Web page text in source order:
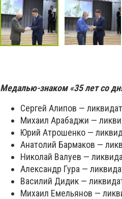
Медалью-знаком «35 лет со
Сергей Алипов —
Михаил Арабаджи —
Юрий Атрошенко —
Анатолий Бармаков —
Николай Валуев —
Александр Гура —
Василий Дидик —
Михаил Емельянов —